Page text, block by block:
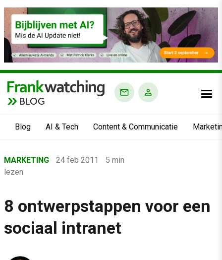
BLOG
Blog AI & Tech Content & Communicatie
›
Marketing
›
MARKETING 24 feb 2011
5 min
lezen
8 ontwerpstappen voor een
sociaal intranet